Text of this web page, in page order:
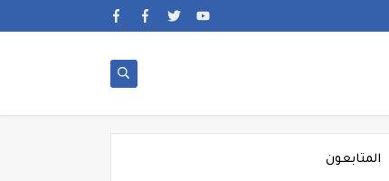
المتابعون